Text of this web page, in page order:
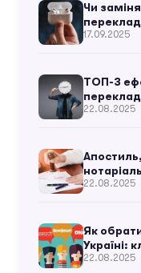
Чи
17.09.2025
ТОП-3
22.08.2025
різниця?
22.08.2025
Як
Україні:
22.08.2025